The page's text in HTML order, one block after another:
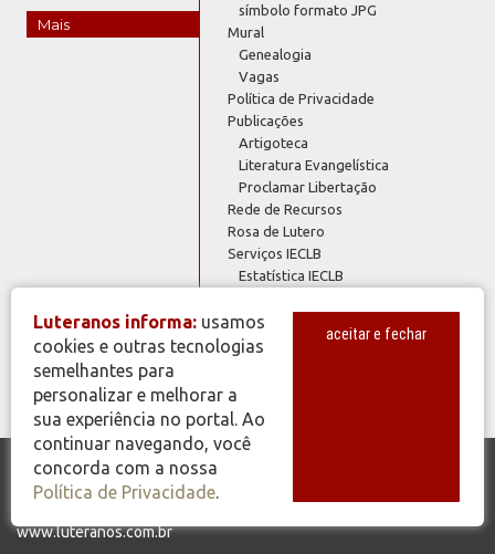
Mais
símbolo formato JPG
Mural
Genealogia
Vagas
Política de Privacidade
Publicações
Artigoteca
Literatura Evangelística
Proclamar Libertação
Rede de Recursos
Rosa de Lutero
Serviços IECLB
Estatística IECLB
Plano de Ofertas 2023
Plano de Ofertas 2024
© Copyright 2026 - Todos os Direitos Reservados - IECLB - Igreja
www.luteranos.com.br
Luteranos informa: usamos
cookies e outras tecnologias
semelhantes para
personalizar e melhorar a
sua experiência no portal. Ao
continuar navegando, você
concorda com a nossa
Política de Privacidade.
aceitar e fechar